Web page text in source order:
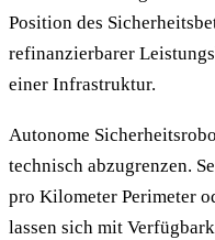
Position des
refinanzierbarer
einer Infrastruktur.
Autonome
technisch abzugrenzen.
pro Kilometer Perimeter
lassen sich mit